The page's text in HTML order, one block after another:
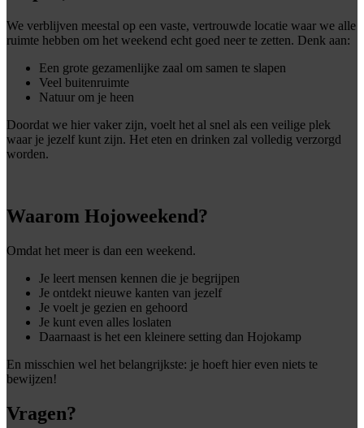
We verblijven meestal op een vaste, vertrouwde locatie waar we alle
ruimte hebben om het weekend echt goed neer te zetten. Denk aan:
Een grote gezamenlijke zaal om samen te slapen
Veel buitenruimte
Natuur om je heen
Doordat we hier vaker zijn, voelt het al snel als een veilige plek
waar je jezelf kunt zijn. Het eten en drinken zal volledig verzorgd
worden.
Waarom Hojoweekend?
Omdat het meer is dan een weekend.
Je leert mensen kennen die je begrijpen
Je ontdekt nieuwe kanten van jezelf
Je voelt je gezien en gehoord
Je kunt even alles loslaten
Daarnaast is het een kleinere setting dan Hojokamp
En misschien wel het belangrijkste: je hoeft hier even niets te
bewijzen!
Vragen?